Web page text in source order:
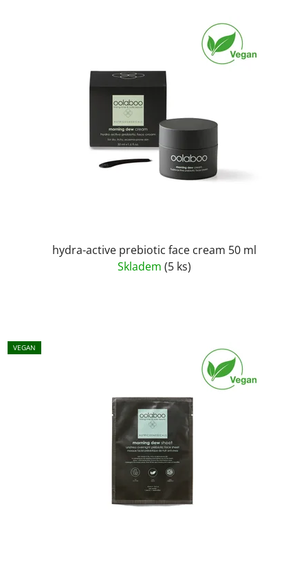
hydra-active prebiotic face cream 50 ml
Skladem (5 ks)
VEGAN